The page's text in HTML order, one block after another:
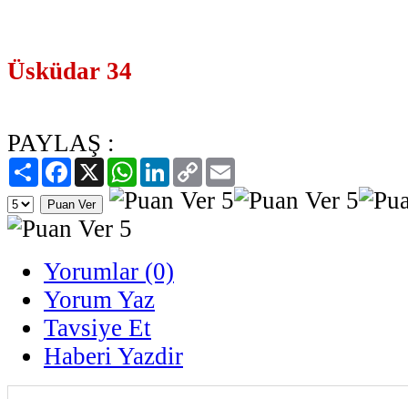
Üsküdar 34
PAYLAŞ :
PaylaşFacebook
X WhatsAppLinkedIn
Copy
Link
Yorumlar (0)
Yorum Yaz
Tavsiye Et
Haberi Yazdir